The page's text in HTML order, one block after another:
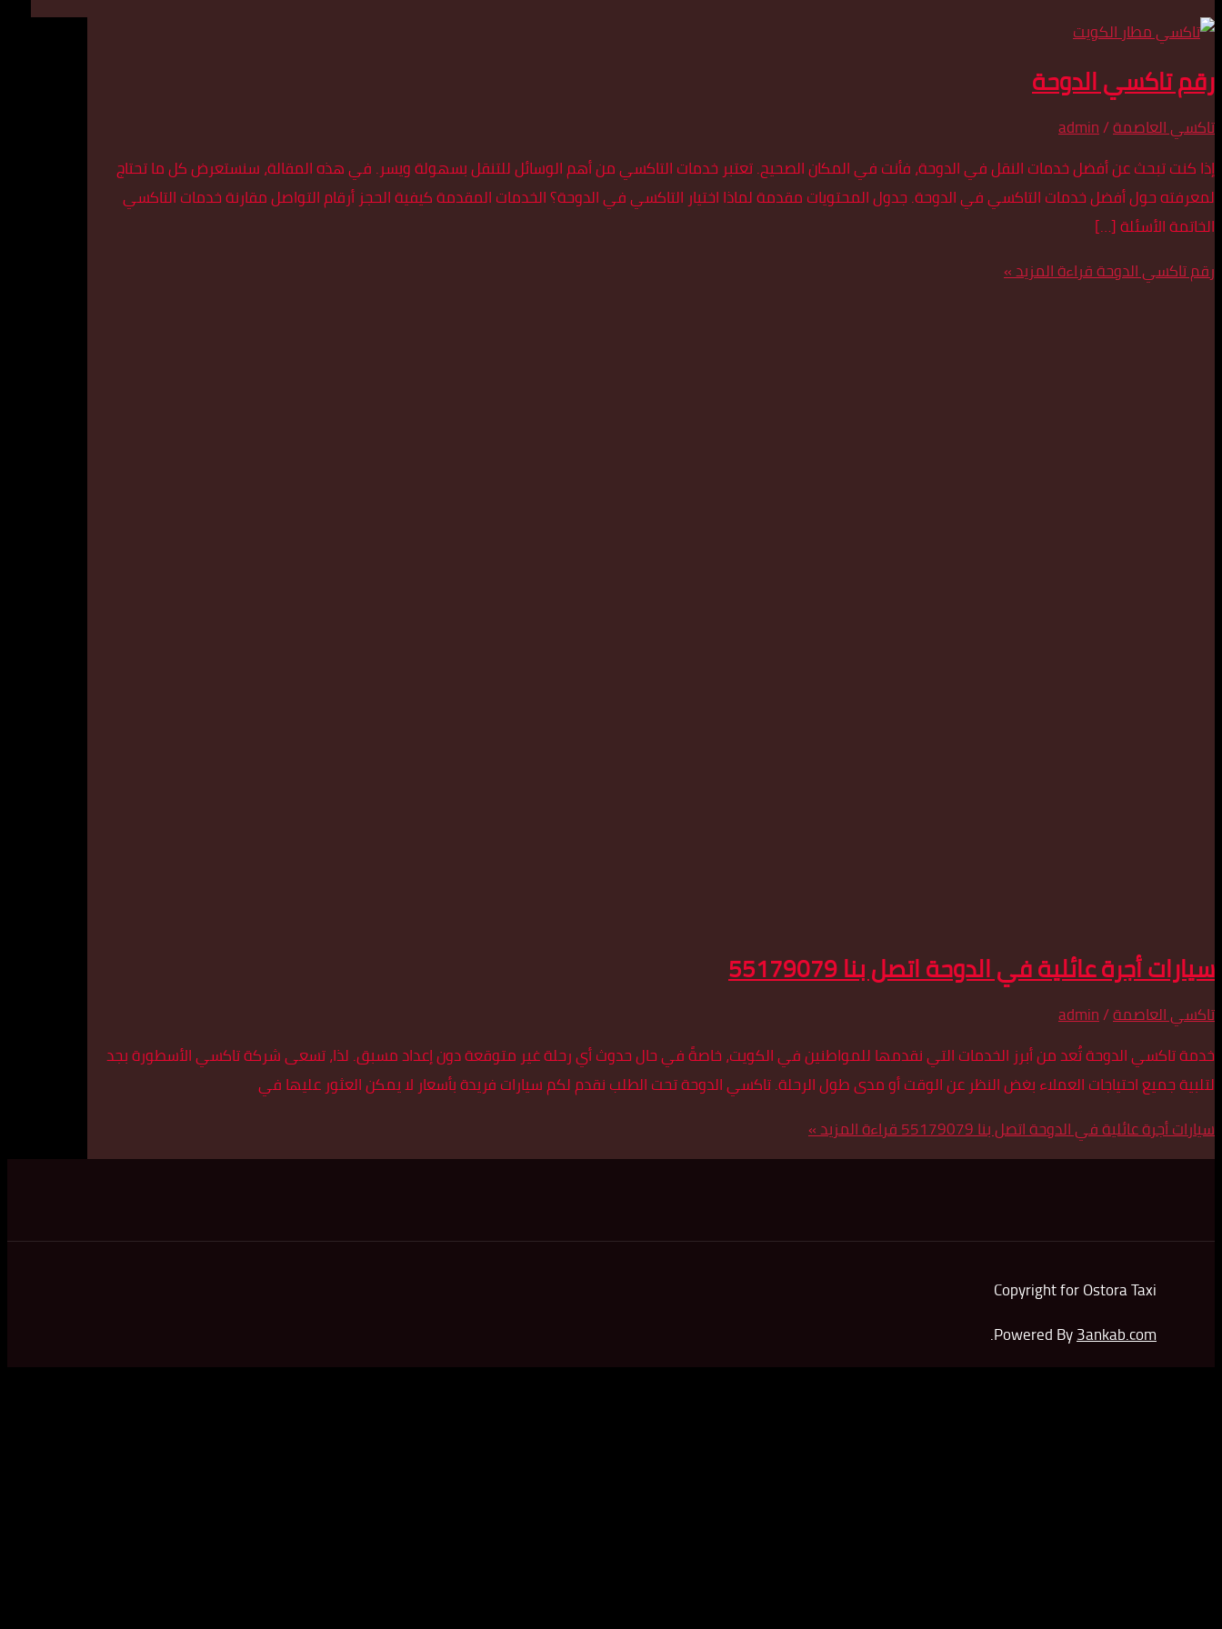
رقم تاكسي الدوحة
تاكسي العاصمة/
admin
إذا كنت تبحث عن أفضل خدمات النقل في الدوحة، فأنت في المكان الصحيح. تعتبر خدمات التاكسي من أهم الوسائل للتنقل بسهولة ويسر. في هذه المقالة، سنستعرض كل ما تحتاج
لمعرفته حول أفضل خدمات التاكسي في الدوحة. جدول المحتويات مقدمة لماذا اختيار التاكسي في الدوحة؟ الخدمات المقدمة كيفية الحجز أرقام التواصل مقارنة خدمات التاكسي
الخاتمة الأسئلة […]
رقم تاكسي الدوحةقراءة المزيد »
سيارات أجرة عائلية في الدوحة اتصل بنا 55179079
تاكسي العاصمة/
admin
خدمة تاكسي الدوحة تُعد من أبرز الخدمات التي نقدمها للمواطنين في الكويت، خاصةً في حال حدوث أي رحلة غير متوقعة دون إعداد مسبق. لذا، تسعى شركة تاكسي الأسطورة بجد
لتلبية جميع احتياجات العملاء بغض النظر عن الوقت أو مدى طول الرحلة. تاكسي الدوحة تحت الطلب نقدم لكم سيارات فريدة بأسعار لا يمكن العثور عليها في
سيارات أجرة عائلية في الدوحة اتصل بنا 55179079
قراءة المزيد »
Copyright for Ostora Taxi
Powered By3ankab.com
.